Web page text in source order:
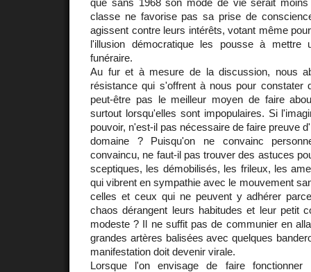
classe ne favorise pas sa prise de
agissent contre leurs intérêts, votant même
l'illusion démocratique les pousse à mettre
funéraire.
Au fur et à mesure de la discussion, nous
résistance qui s'offrent à nous pour constater
peut-être pas le meilleur moyen de faire
surtout lorsqu'elles sont impopulaires. Si
pouvoir, n'est-il pas nécessaire de faire preuve
domaine ? Puisqu'on ne convainc
convaincu, ne faut-il pas trouver des astuces
sceptiques, les démobilisés, les frileux, les
qui vibrent en sympathie avec le mouvement
celles et ceux qui ne peuvent y adhérer
chaos dérangent leurs habitudes et leur petit
modeste ? Il ne suffit pas de communier en
grandes artères balisées avec quelques
manifestation doit devenir virale.
Lorsque l'on envisage de faire fonctionner